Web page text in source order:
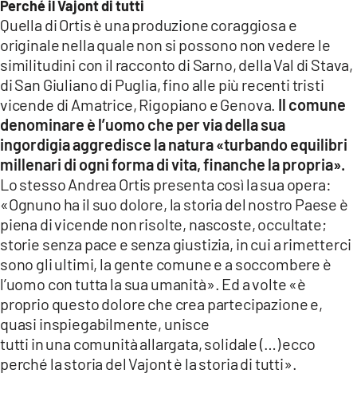
Perché il Vajont di tutti
Quella di Ortis è una produzione coraggiosa e
originale nella quale non si possono non vedere le
similitudini con il racconto di Sarno, della Val di Stava,
di San Giuliano di Puglia, fino alle più recenti tristi
vicende di Amatrice, Rigopiano e Genova. Il comune
denominare è l’uomo che per via della sua
ingordigia aggredisce la natura «turbando equilibri
millenari di ogni forma di vita, finanche la propria».
Lo stesso Andrea Ortis presenta così la sua opera:
«Ognuno ha il suo dolore, la storia del nostro Paese è
piena di vicende non risolte, nascoste, occultate;
storie senza pace e senza giustizia, in cui a rimetterci
sono gli ultimi, la gente comune e a soccombere è
l’uomo con tutta la sua umanità». Ed a volte «è
proprio questo dolore che crea partecipazione e,
quasi inspiegabilmente, unisce
tutti in una comunità allargata, solidale (…) ecco
perché la storia del Vajont è la storia di tutti».